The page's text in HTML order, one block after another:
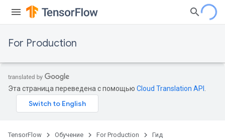
For Production
Эта страница переведена с помощью Cloud Translation API
TensorFlow Обучение For Production Гид